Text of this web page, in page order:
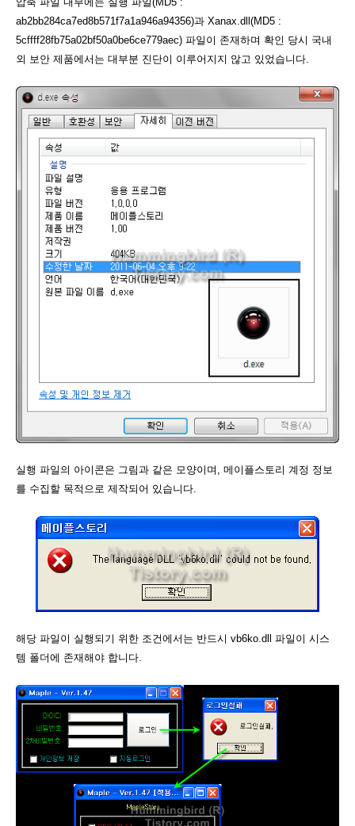
ab2bb284ca7ed8b571f7a1a946a94356)과 Xanax.dll(MD5 :
5cffff28fb75a02bf50a0be6ce779aec) 파일이 존재하며 확인 당시 국내
외 보안 제품에서는 대부분 진단이 이루어지지 않고 있었습니다.
실행 파일의 아이콘은 그림과 같은 모양이며, 메이플스토리 계정 정보
를 수집할 목적으로 제작되어 있습니다.
해당 파일이 실행되기 위한 조건에서는 반드시 vb6ko.dll 파일이 시스
템 폴더에 존재해야 합니다.